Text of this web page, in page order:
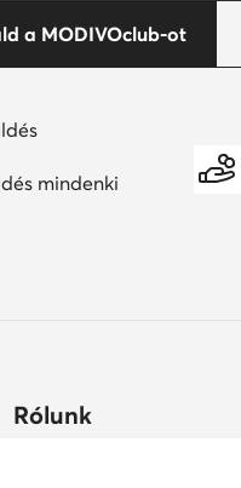
a MODIVOclub-ot
mindenki
Rólunk